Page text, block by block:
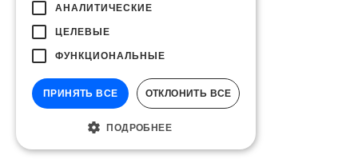
АНАЛИТИЧЕСКИЕ
ЦЕЛЕВЫЕ
ФУНКЦИОНАЛЬНЫЕ
ПРИНЯТЬ ВСЕ ОТКЛОНИТЬ ВСЕ
ПОДРОБНЕЕ